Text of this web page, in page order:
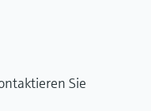
Sie